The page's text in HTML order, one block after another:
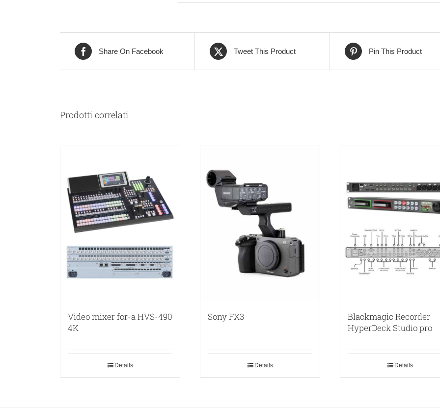
Share On Facebook Tweet This Product Pin This Product
Prodotti correlati
Video mixer for-a HVS-490
4K
Details
Sony FX3
Details
Blackmagic Recorder
HyperDeck Studio pro
Details